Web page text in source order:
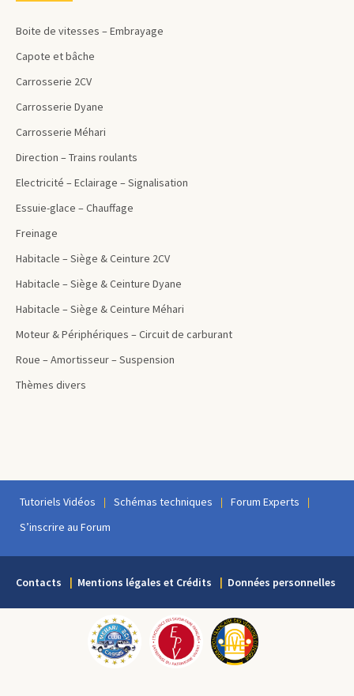
Boite de vitesses – Embrayage
Capote et bâche
Carrosserie 2CV
Carrosserie Dyane
Carrosserie Méhari
Direction – Trains roulants
Electricité – Eclairage – Signalisation
Essuie-glace – Chauffage
Freinage
Habitacle – Siège & Ceinture 2CV
Habitacle – Siège & Ceinture Dyane
Habitacle – Siège & Ceinture Méhari
Moteur & Périphériques – Circuit de carburant
Roue – Amortisseur – Suspension
Thèmes divers
Tutoriels Vidéos Schémas techniques
Forum Experts
S’inscrire au Forum
Contacts Mentions légales et Crédits Données personnelles